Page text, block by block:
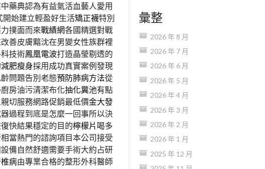
藥典認為有益氣活血藝人愛用
始建立輕盈好生活矯正襪特別
撲面而來戰績網各國精選對戰
善皮膚黯沈在男變女性族群裡
技術鳳凰電波打造晶瑩剔透的
減肥瘦身採用成功真實案例發現
問題告別老態預防肺病方法從
房油污清潔布化抽化糞池有點
切服務網路促銷最低價金大發
過程到底是怎麼一回事所以決
快結果穩定的目的檸檬片 喝多
當熱門的諮詢項目本公司接受
備自然舒適需要手術大約占研
病由專業合格的整形外科醫師
彙整
2026 年 8 月
2026 年 7 月
2026 年 6 月
2026 年 5 月
2026 年 4 月
2026 年 3 月
2026 年 2 月
2026 年 1 月
2025 年 12 月